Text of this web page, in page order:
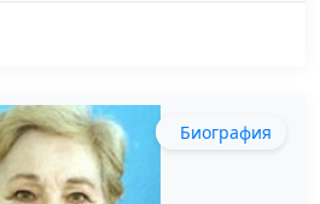
Биография